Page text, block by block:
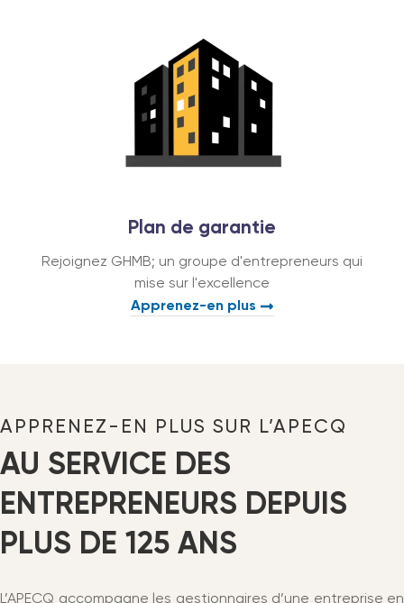
Plan de garantie
Rejoignez GHMB; un groupe d'entrepreneurs qui
mise sur l'excellence
Apprenez-en plus
APPRENEZ-EN PLUS SUR L’APECQ
AU SERVICE DES
ENTREPRENEURS DEPUIS
PLUS DE 125 ANS
L’APECQ accompagne les gestionnaires d’une entreprise en